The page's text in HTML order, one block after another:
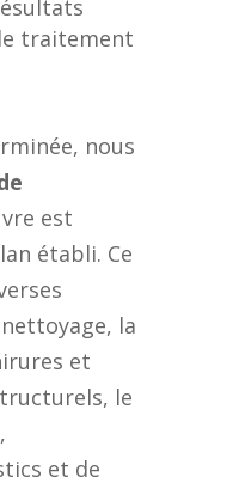
traitement
nous
est
établi. Ce
la
et
le
et de